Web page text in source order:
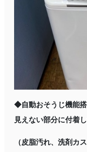
◆自動おそうじ機能
見えない部分に付着
（皮脂汚れ、洗剤カ